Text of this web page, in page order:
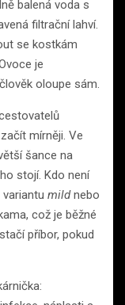
balená voda s
filtrační lahví.
se kostkám
je
oloupe sám.
mírněji. Ve
šance na
stojí. Kdo není
mildnebo
což je běžné
příbor, pokud